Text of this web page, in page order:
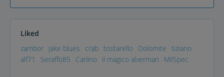
Liked
zambor jake blues crab tostarello Dolomite tiziano
alf71
Seraffo85 Carlino il magico alverman MilSpec